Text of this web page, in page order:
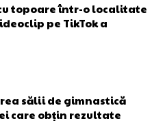
topoare într-o localitate
pe TikTok a
sălii de gimnastică
care obțin rezultate